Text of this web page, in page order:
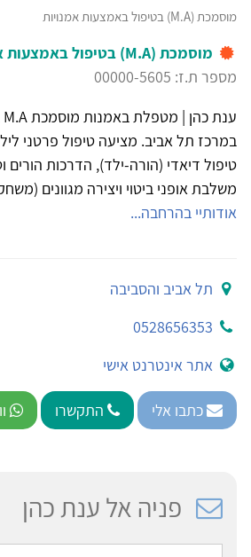
מוסמכת (M.A) בטיפול באמצעות אמנויות
מוסמכת (M.A) בטיפול באמצעות אמנויות
מספר ת.ז: 00000-5605
במרכז תל אביב. מציעה טיפול פרטני
טיפול דיאדי (הורה-ילד), הדרכות הורים
משלבת אופני ביטוי ויצירה מגוונים
אודותיי בהרחבה...
תל אביב והסביבה
0528656353
אתר אינטרנט אישי
כתבו אלי התקשרו
פניה אל ענת כהן